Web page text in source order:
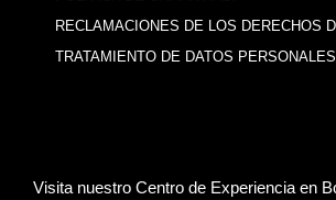
RECLAMACIONES DE LOS DERECHOS
TRATAMIENTO DE DATOS PERSONALES.
Visita nuestro Centro de Experiencia en